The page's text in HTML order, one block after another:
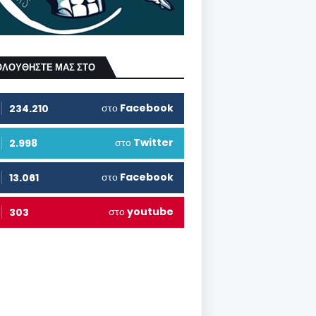
ΜΑΣ ΣΤΟ
234.210 στο Facebook
2.998 στο Twitter
13.061 στο Facebook
303 στοyoutube